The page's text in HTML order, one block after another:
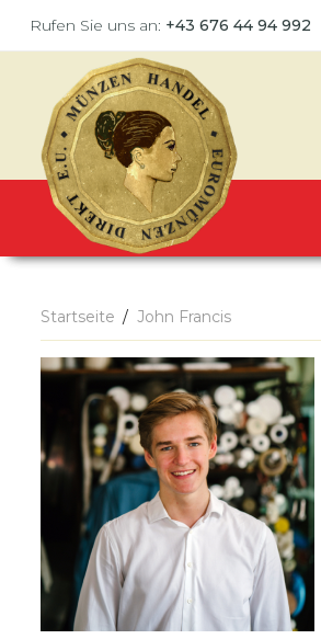
Rufen Sie uns an: +43 676 44 94 992
Startseite John Francis